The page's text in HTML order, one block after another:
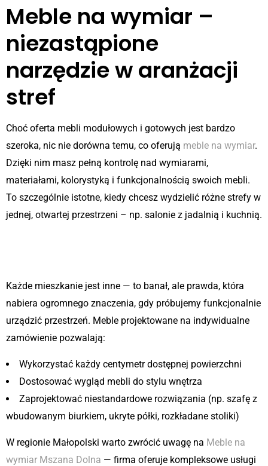
Meble na wymiar –
niezastąpione
narzędzie w aranżacji
stref
Choć oferta mebli modułowych i gotowych jest bardzo
szeroka, nic nie dorówna temu, co oferują meble na wymiar.
Dzięki nim masz pełną kontrolę nad wymiarami,
materiałami, kolorystyką i funkcjonalnością swoich mebli.
To szczególnie istotne, kiedy chcesz wydzielić różne strefy w
jednej, otwartej przestrzeni – np. salonie z jadalnią i kuchnią.
Każde mieszkanie jest inne — to banał, ale prawda, która
nabiera ogromnego znaczenia, gdy próbujemy funkcjonalnie
urządzić przestrzeń. Meble projektowane na indywidualne
zamówienie pozwalają:
Wykorzystać każdy centymetr dostępnej powierzchni
Dostosować wygląd mebli do stylu wnętrza
Zaprojektować niestandardowe rozwiązania (np. szafę z
wbudowanym biurkiem, ukryte półki, rozkładane stoliki)
W regionie Małopolski warto zwrócić uwagę na Meble na
wymiar Mszana Dolna — firma oferuje kompleksowe usługi